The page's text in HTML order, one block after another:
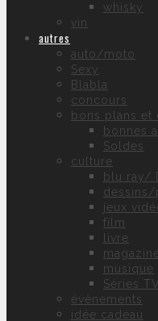
whisky
vin
autres
auto/moto
Sexy
Blabla
concours
bons plans
bonnes
Soldes
culture
blu ray/
dessins/
jeux
film
livre
musique
Séries TV
évènements
idée cadeau